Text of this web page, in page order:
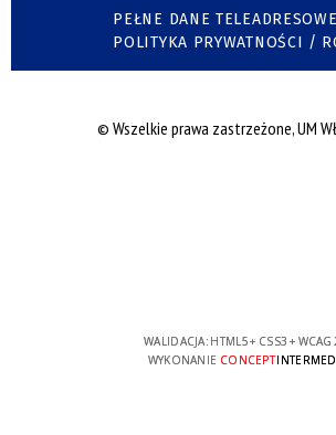
PEŁNE DANE
POLITYKA PRYWATNOŚCI /
© Wszelkie prawa zastrzeżone, UM
WALIDACJA: HTML5+ CSS3 + WCAG
WYKONANIE CONCEPT